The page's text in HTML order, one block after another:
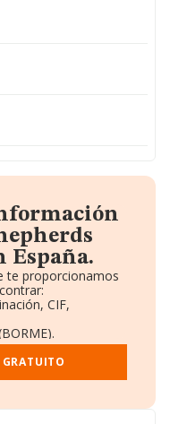
España.
te proporcionamos
CIF,
Empleados.